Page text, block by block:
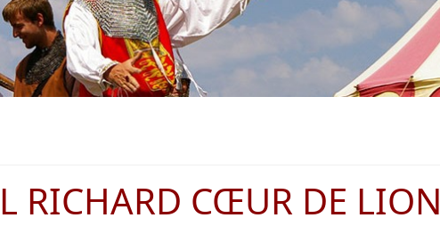
RICHARD CŒUR DE LION